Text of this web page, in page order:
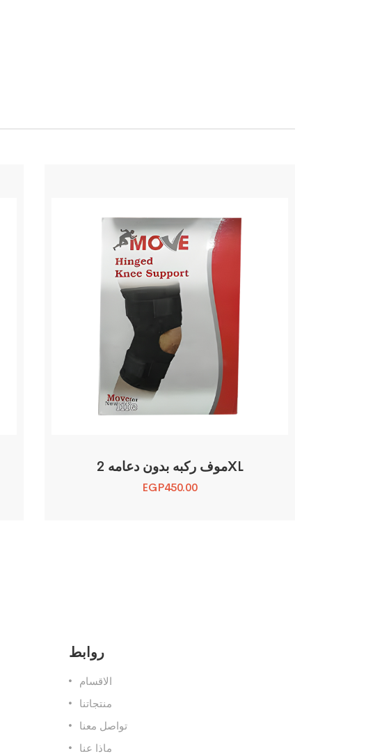
موف ركبه بدون دعامه 2XL
EGP450.00
روابط
الاقسام
منتجاتنا
تواصل معنا
ماذا عنا